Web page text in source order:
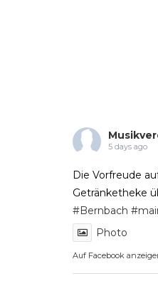
5 days ago
Die Vorfreude
Getränketheke
#Bernbach
Photo
Auf Facebook